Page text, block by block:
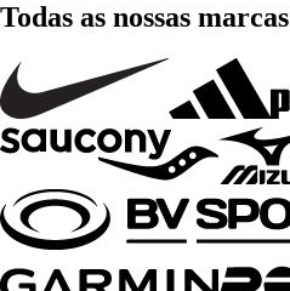
Todas as nossas marcas